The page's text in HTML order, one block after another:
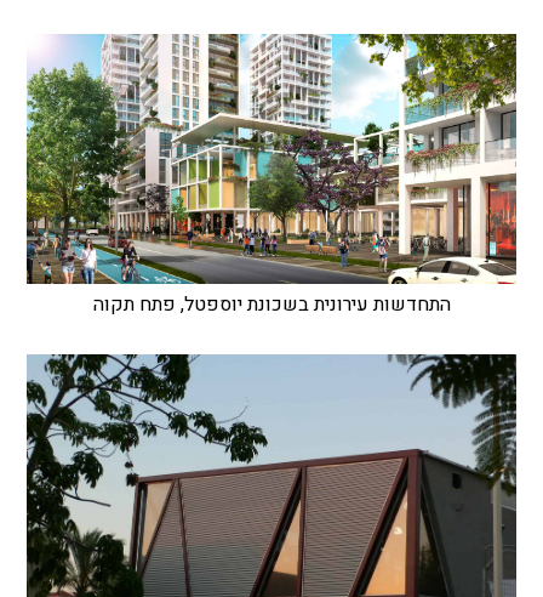
התחדשות עירונית בשכונת יוספטל, פתח תקוה